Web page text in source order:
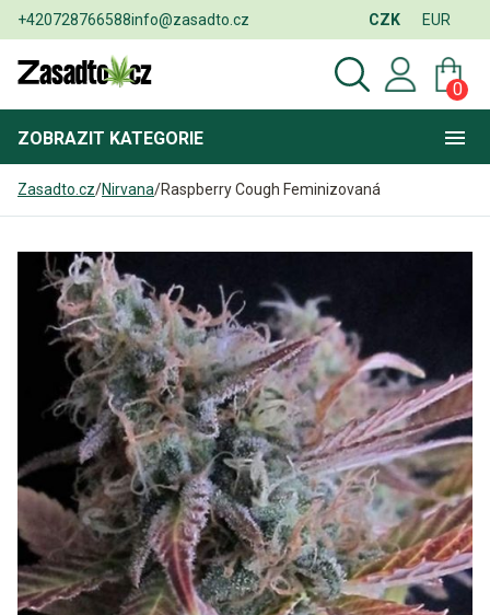
+420728766588info@zasadto.cz CZK EUR
0
ZOBRAZIT KATEGORIE
Zasadto.cz/Nirvana/Raspberry Cough Feminizovaná